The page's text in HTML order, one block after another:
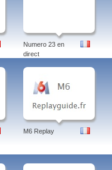
Numero 23 en
direct
M6 Replay